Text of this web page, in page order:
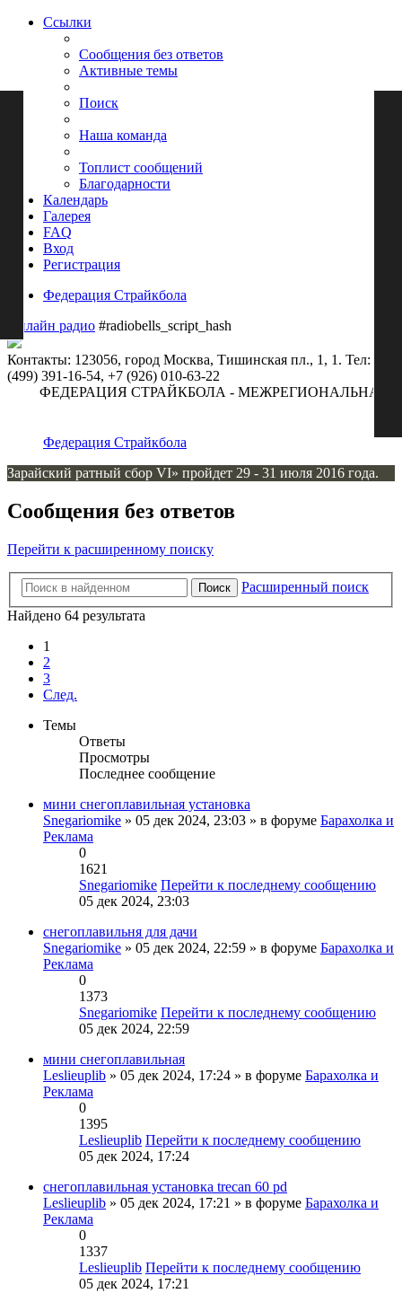
Ссылки
Сообщения без ответов
Активные темы
Поиск
Наша команда
Топлист сообщений
Благодарности
Календарь
Галерея
FAQ
Вход
Регистрация
Федерация Страйкбола
Онлайн радио #radiobells_script_hash
Контакты: 123056, город Москва, Тишинская пл., 1, 1. Тел: +7
(499) 391-16-54, +7 (926) 010-63-22
ФЕДЕРАЦИЯ СТРАЙКБОЛА - МЕЖРЕГИОНАЛЬНАЯ
Федерация Страйкбола
Зарайский ратный сбор VI» пройдет 29 - 31 июля 2016 года.
Сообщения без ответов
Перейти к расширенному поиску
Поиск
Расширенный поиск
Найдено 64 результата
1
2
3
След.
Темы
Ответы
Просмотры
Последнее сообщение
мини снегоплавильная установка
Snegariomike » 05 дек 2024, 23:03 » в форуме Барахолка и
Реклама
0
1621
Snegariomike Перейти к последнему сообщению
05 дек 2024, 23:03
снегоплавильня для дачи
Snegariomike » 05 дек 2024, 22:59 » в форуме Барахолка и
Реклама
0
1373
Snegariomike Перейти к последнему сообщению
05 дек 2024, 22:59
мини снегоплавильная
Leslieuplib » 05 дек 2024, 17:24 » в форуме Барахолка и
Реклама
0
1395
Leslieuplib Перейти к последнему сообщению
05 дек 2024, 17:24
снегоплавильная установка trecan 60 pd
Leslieuplib » 05 дек 2024, 17:21 » в форуме Барахолка и
Реклама
0
1337
Leslieuplib Перейти к последнему сообщению
05 дек 2024, 17:21